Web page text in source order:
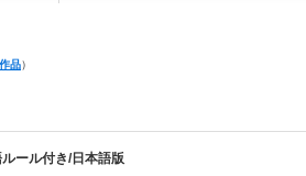
品）
ルール付き/日本語版